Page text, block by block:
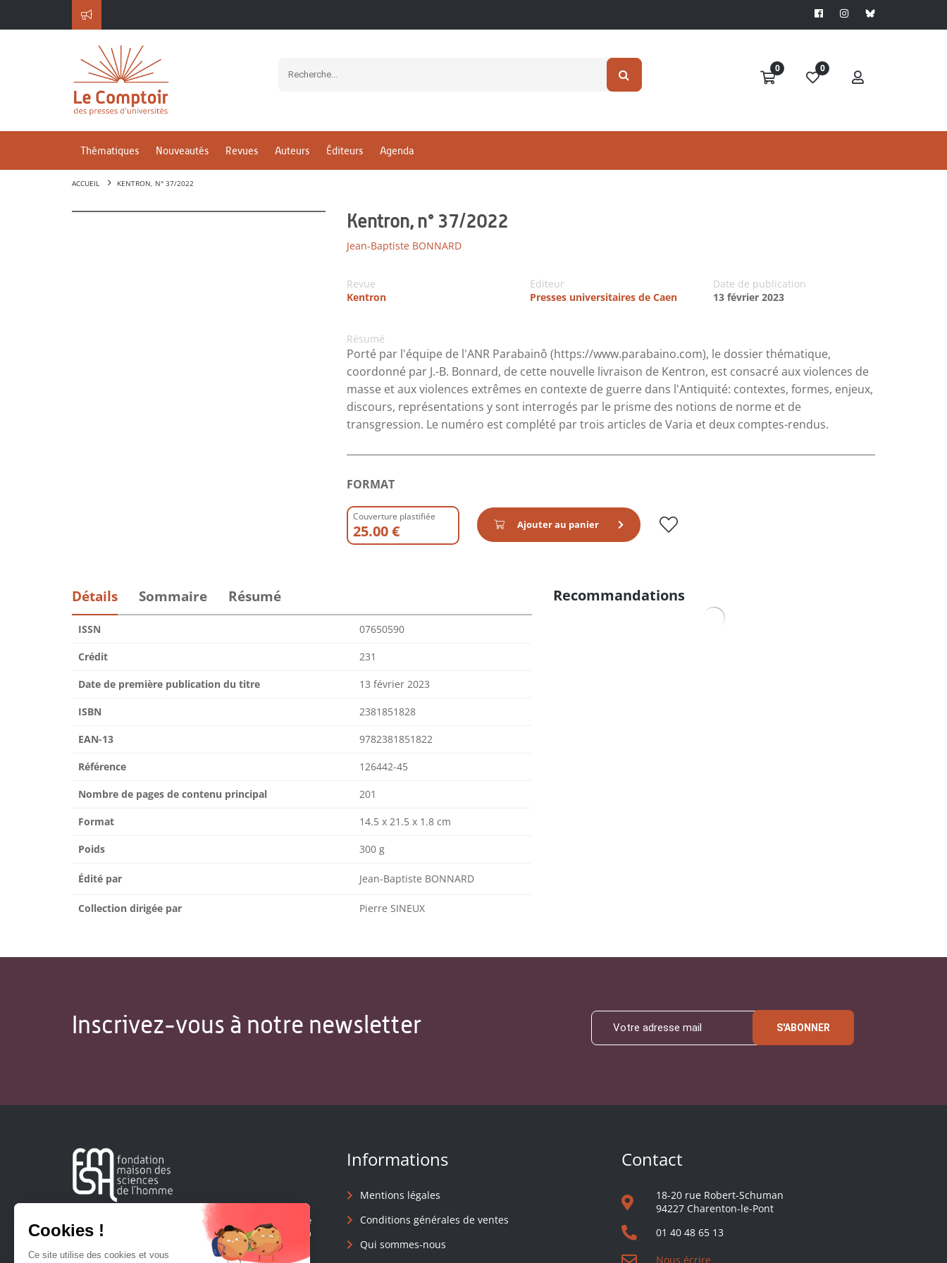
0 0
Thématiques Nouveautés Revues Auteurs Éditeurs Agenda
ACCUEIL KENTRON, N° 37/2022
Kentron, n° 37/2022
Jean-Baptiste BONNARD
Revue
Kentron
Editeur
Presses universitaires de Caen
Date de publication
13 février 2023
Résumé
Porté par l'équipe de l'ANR Parabainô (https://www.parabaino.com), le dossier thématique,
coordonné par J.-B. Bonnard, de cette nouvelle livraison de Kentron, est consacré aux violences de
masse et aux violences extrêmes en contexte de guerre dans l'Antiquité: contextes, formes, enjeux,
discours, représentations y sont interrogés par le prisme des notions de norme et de
transgression. Le numéro est complété par trois articles de Varia et deux comptes-rendus.
FORMAT
Couverture plastifiée
25.00 € Ajouter au panier
Détails Sommaire Résumé
ISSN 07650590
Crédit 231
Date de première publication du titre 13 février 2023
ISBN 2381851828
EAN-13 9782381851822
Référence 126442-45
Nombre de pages de contenu principal 201
Format 14.5 x 21.5 x 1.8 cm
Poids 300 g
Édité par Jean-Baptiste BONNARD
Collection dirigée par Pierre SINEUX
Recommandations
Inscrivez-vous à notre newsletter S'ABONNER
Créée en 1963, la Fondation Maison Sciences de l'Homme
soutient la recherche et la diffusion des connaissances en
Informations
Mentions légales
Conditions générales de ventes
Qui sommes-nous
Contact
18-20 rue Robert-Schuman
94227 Charenton-le-Pont
01 40 48 65 13
Nous écrire